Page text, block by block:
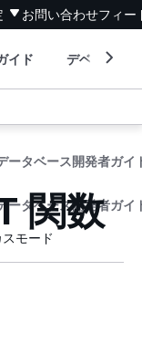
お問い合わせフィー
イド デベロッパ
ータベース開発者ガイ
ータベース開発者ガイ
関数
モード